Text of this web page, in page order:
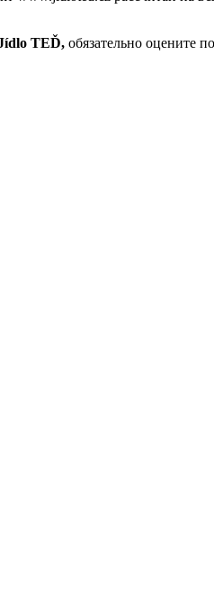
TEĎ, обязательно оцените